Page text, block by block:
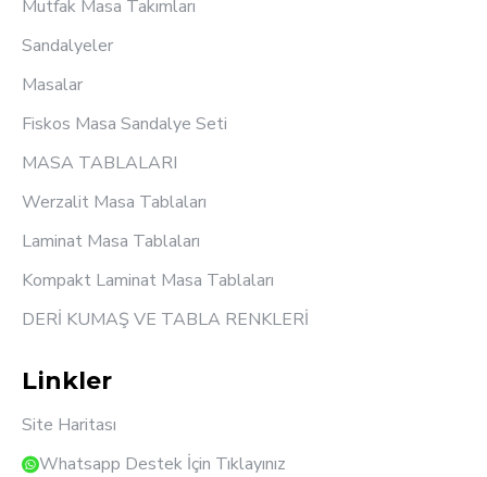
Mutfak Masa Takımları
Sandalyeler
Masalar
Fiskos Masa Sandalye Seti
MASA TABLALARI
Werzalit Masa Tablaları
Laminat Masa Tablaları
Kompakt Laminat Masa Tablaları
DERİ KUMAŞ VE TABLA RENKLERİ
Linkler
Site Haritası
Whatsapp Destek İçin Tıklayınız